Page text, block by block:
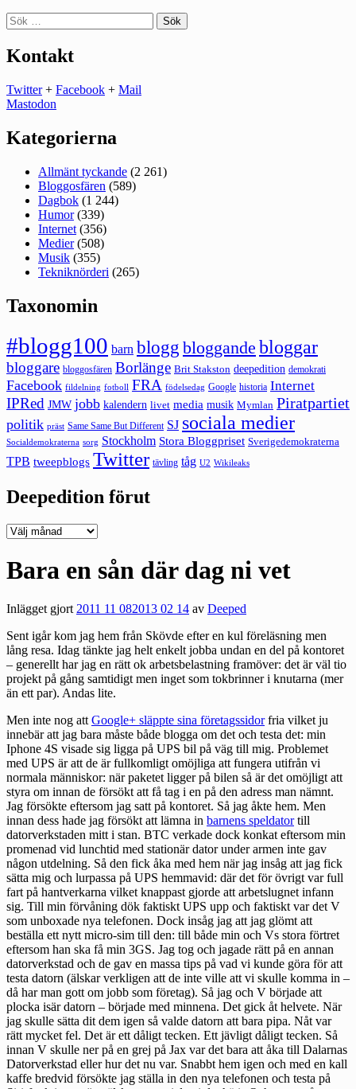
Sök
efter:
Kontakt
Twitter+ Facebook + Mail
Mastodon
Kategorierna
Allmänt tyckande (2 261)
Bloggosfären (589)
Dagbok (1 244)
Humor(339)
Internet (356)
Medier(508)
Musik (355)
Tekniknörderi (265)
Taxonomin
#blogg100 barn blogg bloggande bloggar
bloggare bloggosfären Borlänge Brit Stakston deepedition demokrati
Facebook fildelning fotboll FRA födelsedag Google historia Internet
IPRed JMW jobb kalendern livet media musik Mymlan Piratpartiet
politik präst Same Same But Different SJ sociala medier
Socialdemokraterna sorg Stockholm Stora Bloggpriset Sverigedemokraterna
TPB tweepblogs Twitter tävling tåg U2 Wikileaks
Deepedition förut
Deepedition
Bara en sån där dag ni vet
Inlägget gjort2011 11 082013 02 14 av Deeped
Sent igår kom jag hem från Skövde efter en kul föreläsning men
lång resa. Idag tänkte jag helt enkelt jobba undan en del på kontoret
– generellt har jag en rätt ok arbetsbelastning framöver: det är väl tio
projekt på gång samtidigt men inget som tokbrinner i knutarna (mer
än ett par). Andas lite.
Men inte nog attGoogle+ släppte sina företagssidorfria vilket ju
innebär att jag bara måste både blogga om det och testa det: min
Iphone 4S visade sig ligga på UPS bil på väg till mig. Problemet
med UPS är att de är fullkomligt omöjliga att fungera utifrån vi
normala människor: när paketet ligger på bilen så är det omöjligt att
styra om innan de försökt att få tag i en på den adress man nämnt.
Jag försökte eftersom jag satt på kontoret. Så jag åkte hem. Men
innan dess hade jag försökt att lämna in barnens speldatortill
datorverkstaden mitt i stan. BTC verkade dock konkat eftersom min
promenad vid lunchtid med stationär dator under armen inte gav
någon utdelning. Så den fick åka med hem när jag insåg att jag fick
sätta mig och lurpassa på UPS hemmavid: där det för övrigt var full
fart på hantverkarna vilket knappast gjorde att arbetslugnet infann
sig. Till min förvåning dök faktiskt UPS upp och faktiskt var det V
som unboxade nya telefonen. Dock insåg jag att jag glömt att
beställa ett nytt micro-sim till den: till både min och Vs stora förtret
eftersom han ska få min 3GS. Jag tog och jagade rätt på en annan
datorverkstad och de gav en massa tips på vad vi kunde göra för att
testa datorn (älskar verkligen att de inte ville att vi skulle komma in –
då har man gott om jobb som företag). Så jag och V började att
plocka isär datorn – började med minnena. Det gick åt helvete. När
jag skulle sätta dit dem igen så valde datorn att bara pipa. Nåt var
rätt mycket fel. Det är ett dåligt tecken. Ett jävligt dåligt tecken. Så
innan V skulle ner på en grej på Jax var det bara att åka till Dalarnas
Datorverkstad eller hur det nu var. Snabbt hem igen och med en kall
kaffe bredvid försökte jag ställa in den nya telefonen och testa på